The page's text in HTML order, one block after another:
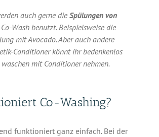
auch gerne dieSpülungen von
Wash benutzt. Beispielsweise die
mit Avocado. Aber auch andere
Conditioner könnt ihr bedenkenlos
mit Conditioner nehmen.
Co-Washing?
funktioniert ganz einfach. Bei der